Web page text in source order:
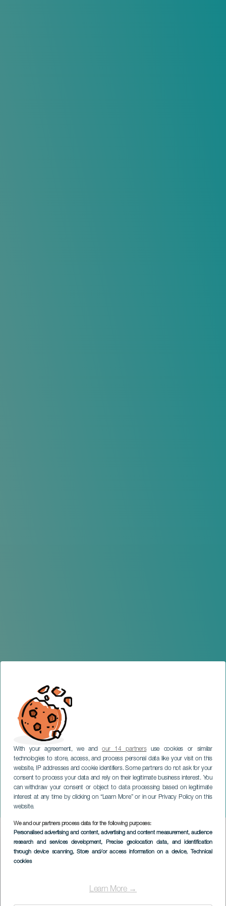
With your agreement, we andour 14 partnersuse cookies or similar
technologies to store, access, and process personal data like your visit on this
website, IP addresses and cookie identifiers. Some partners do not ask for your
consent to process your data and rely on their legitimate business interest. You
can withdraw your consent or object to data processing based on legitimate
interest at any time by clicking on “Learn More” or in our Privacy Policy on this
website.
We and our partners process data for the following purposes:
Personalised advertising and content, advertising and content measurement, audience
research and services development, Precise geolocation data, and identification
through device scanning, Store and/or access information on a device, Technical
cookies
Learn More →
Reggae Can Festival
TENERIFE
Imagen
Listado